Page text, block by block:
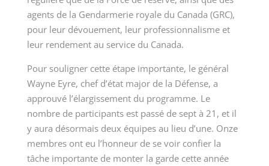
agents de la Gendarmerie royale du Canada (GRC),
pour leur dévouement, leur professionnalisme et
leur rendement au service du Canada.
Pour souligner cette étape importante, le général
Wayne Eyre, chef d’état major de la Défense, a
approuvé l’élargissement du programme. Le
nombre de participants est passé de sept à 21, et il
y aura désormais deux équipesau lieu d’une. Onze
membresont eu l’honneur de se voir confier la
tâche importante de monter la garde cette année